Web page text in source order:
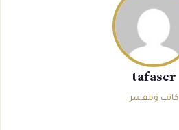
tafaser
كاتب ومفسر